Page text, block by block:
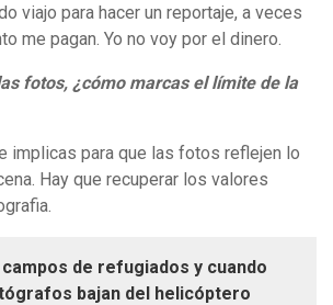
viajo para hacer un reportaje, a veces
me pagan. Yo no voy por el dinero.
fotos, ¿cómo marcas el límite de la
implicas para que las fotos reflejen lo
Hay que recuperar los valores
de refugiados y cuando
bajan del helicóptero